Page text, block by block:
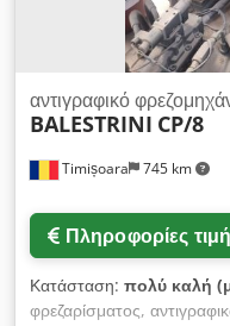
Timișoara 745 km
αντιγραφικό
BALESTRINI CP/8
Πληροφορίες
Κατάσταση: πολύ καλή
φρεζαρίσματος,